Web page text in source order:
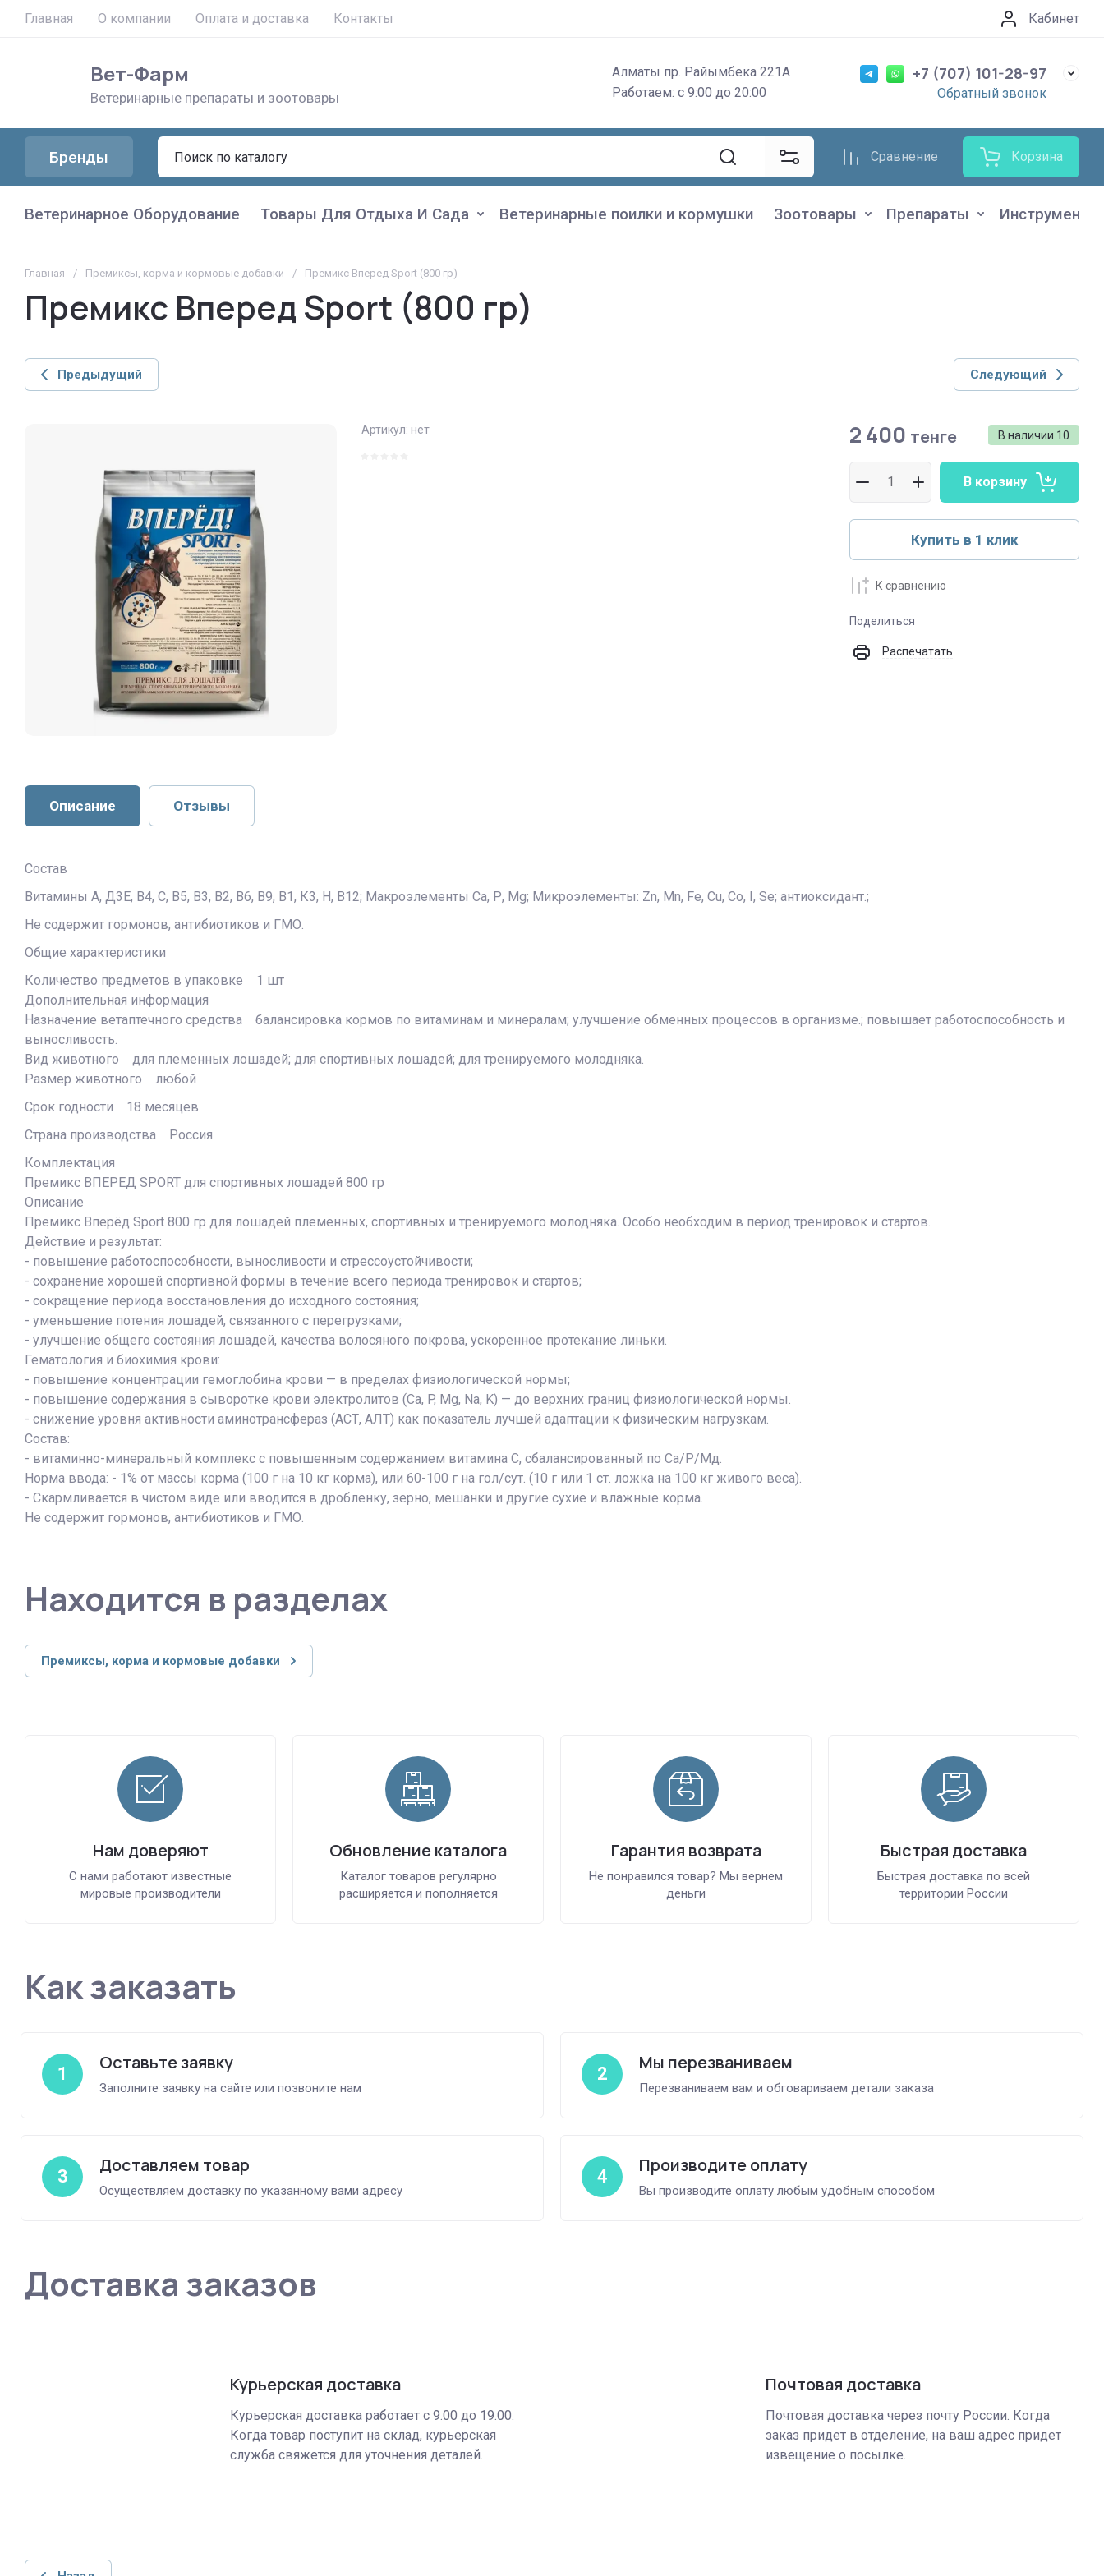
Главная О компании Оплата и доставка Контакты Кабинет
Вет-Фарм
Ветеринарные препараты и зоотовары
Алматы пр. Райымбека 221А
Работаем: с 9:00 до 20:00
+7 (707) 101-28-97
Обратный звонок
Бренды Сравнение Корзина
Ветеринарное Оборудование Товары Для Отдыха И Сада Ветеринарные поилки и кормушки Зоотовары Препараты
Главная / Премиксы, корма и кормовые добавки / Премикс Вперед Sport (800 гр)
Премикс Вперед Sport (800 гр)
Предыдущий Следующий
Артикул: нет В наличии 10
2 400 тенге
В корзину
Купить в 1 клик
К сравнению
Поделиться
Распечатать
Описание Отзывы
Состав
Витамины А, Д3Е, В4, С, В5, В3, В2, В6, В9, В1, К3, Н, В12; Макроэлементы Са, Р, Mg; Микроэлементы: Zn, Mn, Fe, Cu, Co, I, Se; антиоксидант.;
Не содержит гормонов, антибиотиков и ГМО.
Общие характеристики
Количество предметов в упаковке 1 шт
Дополнительная информация
Назначение ветаптечного средства балансировка кормов по витаминам и минералам; улучшение обменных процессов в организме.; повышает работоспособность и
выносливость.
Вид животного для племенных лошадей; для спортивных лошадей; для тренируемого молодняка.
Размер животного любой
Срок годности 18 месяцев
Страна производства Россия
Комплектация
Премикс ВПЕРЕД SPORT для спортивных лошадей 800 гр
Описание
Премикс Вперёд Sport 800 гр для лошадей племенных, спортивных и тренируемого молодняка. Особо необходим в период тренировок и стартов.
Действие и результат:
- повышение работоспособности, выносливости и стрессоустойчивости;
- сохранение хорошей спортивной формы в течение всего периода тренировок и стартов;
- сокращение периода восстановления до исходного состояния;
- уменьшение потения лошадей, связанного с перегрузками;
- улучшение общего состояния лошадей, качества волосяного покрова, ускоренное протекание линьки.
Гематология и биохимия крови:
- повышение концентрации гемоглобина крови — в пределах физиологической нормы;
- повышение содержания в сыворотке крови электролитов (Ca, P, Mg, Na, K) — до верхних границ физиологической нормы.
- снижение уровня активности аминотрансфераз (АСТ, АЛТ) как показатель лучшей адаптации к физическим нагрузкам.
Состав:
- витаминно-минеральный комплекс с повышенным содержанием витамина С, сбалансированный по Са/Р/Мд.
Норма ввода: - 1% от массы корма (100 г на 10 кг корма), или 60-100 г на гол/сут. (10 г или 1 ст. ложка на 100 кг живого веса).
- Скармливается в чистом виде или вводится в дробленку, зерно, мешанки и другие сухие и влажные корма.
Не содержит гормонов, антибиотиков и ГМО.
Находится в разделах
Премиксы, корма и кормовые добавки
Нам доверяют
С нами работают известные
мировые производители
Обновление каталога
Каталог товаров регулярно
расширяется и пополняется
Гарантия возврата
Не понравился товар? Мы вернем
деньги
Быстрая доставка
Быстрая доставка по всей
территории России
Как заказать
1
Оставьте заявку
Заполните заявку на сайте или позвоните нам
2
Мы перезваниваем
Перезваниваем вам и обговариваем детали заказа
3
Доставляем товар
Осуществляем доставку по указанному вами адресу
4
Производите оплату
Вы производите оплату любым удобным способом
Доставка заказов
Курьерская доставка
Курьерская доставка работает с 9.00 до 19.00.
Когда товар поступит на склад, курьерская
служба свяжется для уточнения деталей.
Почтовая доставка
Почтовая доставка через почту России. Когда
заказ придет в отделение, на ваш адрес придет
извещение о посылке.